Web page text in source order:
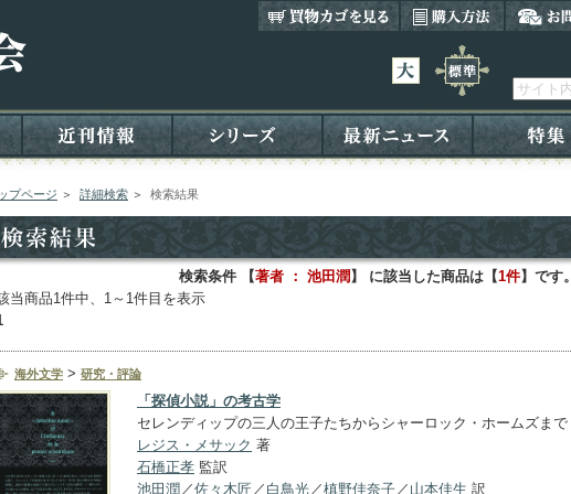
プページ ＞ 詳細検索 ＞ 検索結果
検索条件 【著者 ： 池田潤 】 に該当した商品は【1件】です。
当商品1件中、1～1件目を表示
海外文学 > 研究・評論
「探偵小説」の考古学
セレンディップの三人の王子たちからシャーロック・ホームズまで
レジス・メサック 著
石橋正孝 監訳
池田潤 ／佐々木匠 ／ 白鳥光／槙野佳奈子／ 山本佳生 訳